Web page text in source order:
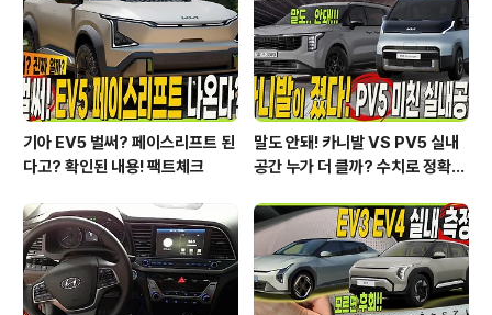
기아 EV5 벌써? 페이스리프트 된
다고? 확인된 내용! 팩트체크
말도 안돼! 카니발 VS PV5 실내
공간 누가 더 클까? 수치로 정확하